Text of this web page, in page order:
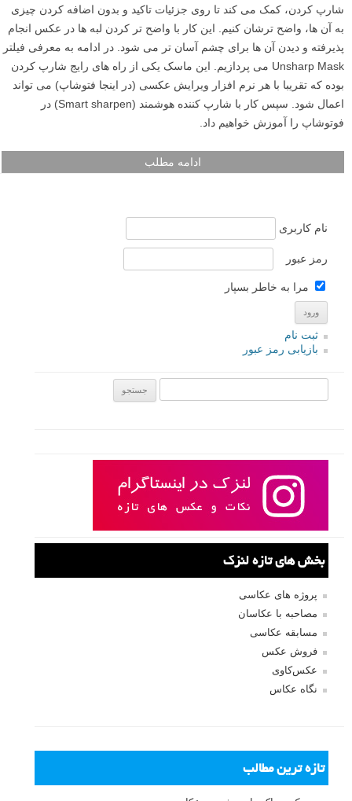
شارپ کردن، کمک می کند تا روی جزئیات تاکید و بدون اضافه کردن چیزی
به آن ها، واضح ترشان کنیم. این کار با واضح تر کردن لبه ها در عکس انجام
پذیرفته و دیدن آن ها برای چشم آسان تر می شود. در ادامه به معرفی فیلتر
Unsharp Mask می پردازیم. این ماسک یکی از راه های رایج شارپ کردن
بوده که تقریبا با هر نرم افزار ویرایش عکسی (در اینجا فتوشاپ) می تواند
اعمال شود. سپس کار با شارپ کننده هوشمند (Smart sharpen) در
فوتوشاپ را آموزش خواهیم داد.
ادامه مطلب
نام کاربری
رمز عبور
مرا به خاطر بسپار
ثبت نام
بازیابی رمز عبور
بخش های تازه لنزک
پروژه های عکاسی
مصاحبه با عکاسان
مسابقه عکاسی
فروش عکس
عکس‌کاوی
نگاه عکاس
تازه ترین مطالب